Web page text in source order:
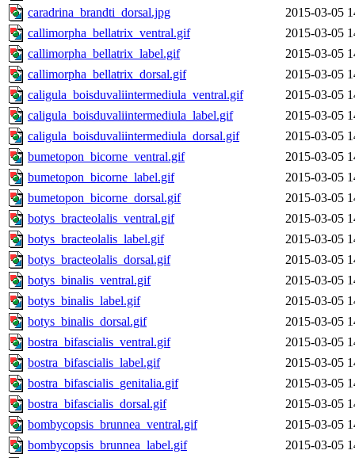
caradrina_brandti_dorsal.jpg
2015-03-05
callimorpha_bellatrix_ventral.gif
2015-03-05
callimorpha_bellatrix_label.gif
2015-03-05
callimorpha_bellatrix_dorsal.gif
2015-03-05
caligula_boisduvaliintermediula_ventral.gif
2015-03-05
caligula_boisduvaliintermediula_label.gif
2015-03-05
caligula_boisduvaliintermediula_dorsal.gif
2015-03-05
bumetopon_bicorne_ventral.gif
2015-03-05
bumetopon_bicorne_label.gif
2015-03-05
bumetopon_bicorne_dorsal.gif
2015-03-05
botys_bracteolalis_ventral.gif
2015-03-05
botys_bracteolalis_label.gif
2015-03-05
botys_bracteolalis_dorsal.gif
2015-03-05
botys_binalis_ventral.gif
2015-03-05
botys_binalis_label.gif
2015-03-05
botys_binalis_dorsal.gif
2015-03-05
bostra_bifascialis_ventral.gif
2015-03-05
bostra_bifascialis_label.gif
2015-03-05
bostra_bifascialis_genitalia.gif
2015-03-05
bostra_bifascialis_dorsal.gif
2015-03-05
bombycopsis_brunnea_ventral.gif
2015-03-05
bombycopsis_brunnea_label.gif
2015-03-05